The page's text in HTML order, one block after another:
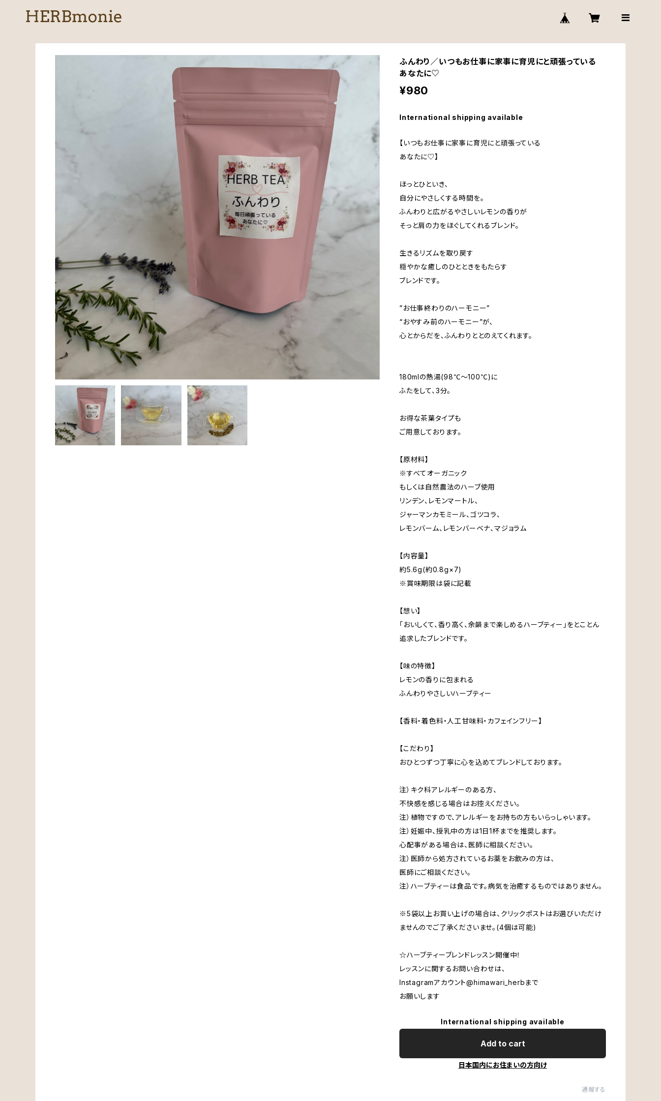
ふんわり／いつもお仕事に家事に育児にと頑張っている
あなたに♡
¥980
International shipping available
【いつもお仕事に家事に育児にと頑張っている
あなたに♡】
ほっとひといき、
自分にやさしくする時間を。
ふんわりと広がるやさしいレモンの香りが
そっと肩の力をほぐしてくれるブレンド。
生きるリズムを取り戻す
穏やかな癒しのひとときをもたらす
ブレンドです。
”お仕事終わりのハーモニー”
“おやすみ前のハーモニー”が、
心とからだを、ふんわりととのえてくれます。
180mlの熱湯(98℃～100℃)に
ふたをして、3分。
お得な茶葉タイプも
ご用意しております。
【原材料】
※すべてオーガニック
もしくは自然農法のハーブ使用
リンデン、レモンマートル、
ジャーマンカモミール、ゴツコラ、
レモンバーム、レモンバーベナ、マジョラム
【内容量】
約5.6g(約0.8g×7)
※賞味期限は袋に記載
【想い】
「おいしくて、香り高く、余韻まで楽しめるハーブティー」をとことん
追求したブレンドです。
【味の特徴】
レモンの香りに包まれる
ふんわりやさしいハーブティー
【香料・着色料・人工甘味料・カフェインフリー】
【こだわり】
おひとつずつ丁寧に心を込めてブレンドしております。
注）キク科アレルギーのある方、
不快感を感じる場合はお控えください。
注）植物ですので、アレルギーをお持ちの方もいらっしゃいます。
注）妊娠中、授乳中の方は1日1杯までを推奨します。
心配事がある場合は、医師に相談ください。
注）医師から処方されているお薬をお飲みの方は、
医師にご相談ください。
注）ハーブティーは食品です。病気を治癒するものではありません。
※5袋以上お買い上げの場合は、クリックポストはお選びいただけ
ませんのでご了承くださいませ。(4個は可能)
☆ハーブティーブレンドレッスン開催中！
レッスンに関するお問い合わせは、
Instagramアカウント@himawari_herbまで
お願いします
International shipping available
Add to cart
日本国内にお住まいの方向け
通報する